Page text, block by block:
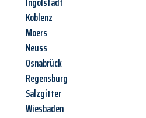
Koblenz
Moers
Neuss
Osnabrück
Regensburg
Salzgitter
Wiesbaden